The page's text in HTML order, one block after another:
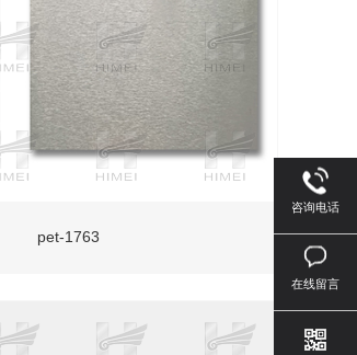
pet-1763
咨询电话
在线留言